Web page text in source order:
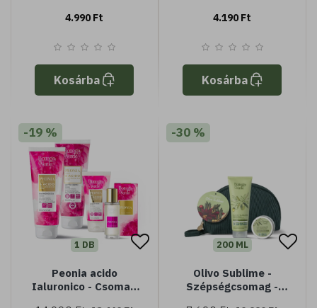
neszeszerben
4.990 Ft
Kosárba
neszeszerben
4.190 Ft
Kosárba
-19 %
1 DB
Peonia acido
Ialuronico - Csomag
-30 %
200 ML
Olivo Sublime -
Szépségcsomag -